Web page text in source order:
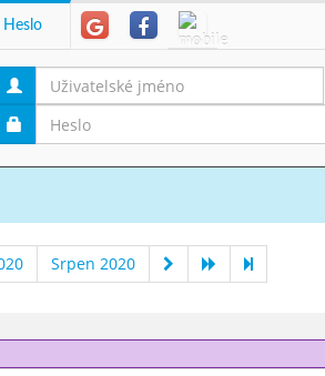
Heslo
Srpen 2020